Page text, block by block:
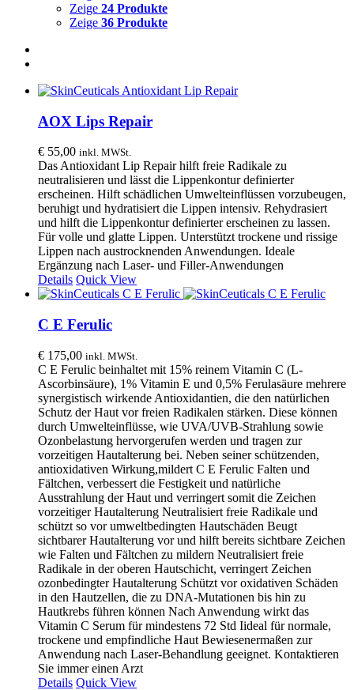
Zeige 24 Produkte
Zeige 36 Produkte
AOX Lips Repair
€ 55,00 inkl. MWSt.
Das Antioxidant Lip Repair hilft freie Radikale zu
neutralisieren und lässt die Lippenkontur definierter
erscheinen. Hilft schädlichen Umwelteinflüssen vorzubeugen,
beruhigt und hydratisiert die Lippen intensiv. Rehydrasiert
und hilft die Lippenkontur definierter erscheinen zu lassen.
Für volle und glatte Lippen. Unterstützt trockene und rissige
Lippen nach austrocknenden Anwendungen. Ideale
Ergänzung nach Laser- und Filler-Anwendungen
Details Quick View
C E Ferulic
€ 175,00 inkl. MWSt.
C E Ferulic beinhaltet mit 15% reinem Vitamin C (L-
Ascorbinsäure), 1% Vitamin E und 0,5% Ferulasäure mehrere
synergistisch wirkende Antioxidantien, die den natürlichen
Schutz der Haut vor freien Radikalen stärken. Diese können
durch Umwelteinflüsse, wie UVA/UVB-Strahlung sowie
Ozonbelastung hervorgerufen werden und tragen zur
vorzeitigen Hautalterung bei. Neben seiner schützenden,
antioxidativen Wirkung,mildert C E Ferulic Falten und
Fältchen, verbessert die Festigkeit und natürliche
Ausstrahlung der Haut und verringert somit die Zeichen
vorzeitiger Hautalterung Neutralisiert freie Radikale und
schützt so vor umweltbedingten Hautschäden Beugt
sichtbarer Hautalterung vor und hilft bereits sichtbare Zeichen
wie Falten und Fältchen zu mildern Neutralisiert freie
Radikale in der oberen Hautschicht, verringert Zeichen
ozonbedingter Hautalterung Schützt vor oxidativen Schäden
in den Hautzellen, die zu DNA-Mutationen bis hin zu
Hautkrebs führen können Nach Anwendung wirkt das
Vitamin C Serum für mindestens 72 Std Iideal für normale,
trockene und empfindliche Haut Bewiesenermaßen zur
Anwendung nach Laser-Behandlung geeignet. Kontaktieren
Sie immer einen Arzt
Details Quick View